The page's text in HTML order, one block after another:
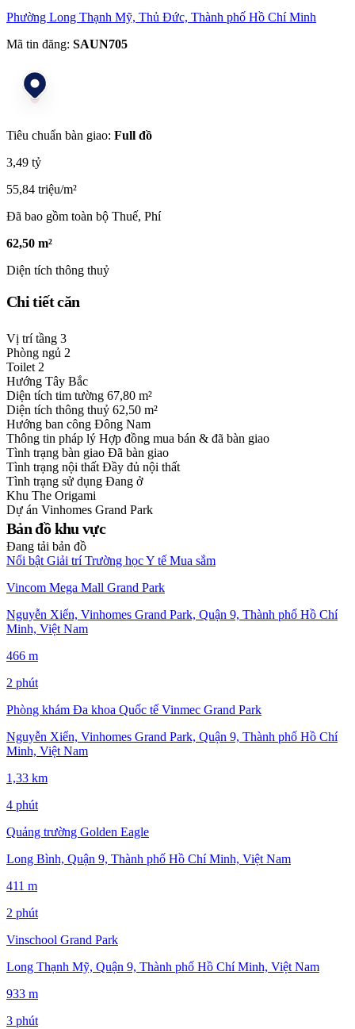
Phường Long Thạnh Mỹ, Thủ Đức, Thành phố Hồ Chí Minh
Mã tin đăng: SAUN705
Tiêu chuẩn bàn giao: Full đồ
3,49 tỷ
55,84 triệu/m²
Đã bao gồm toàn bộ Thuế, Phí
62,50 m²
Diện tích thông thuỷ
Chi tiết căn
Vị trí tầng 3
Phòng ngủ 2
Toilet 2
Hướng Tây Bắc
Diện tích tim tường 67,80 m²
Diện tích thông thuỷ 62,50 m²
Hướng ban công Đông Nam
Thông tin pháp lý Hợp đồng mua bán & đã bàn giao
Tình trạng bàn giao Đã bàn giao
Tình trạng nội thất Đầy đủ nội thất
Tình trạng sử dụng Đang ở
Khu The Origami
Dự án Vinhomes Grand Park
Bản đồ khu vực
Đang tải bản đồ
Nổi bật Giải trí Trường họcY tế Mua sắm
Vincom Mega Mall Grand Park
Nguyễn Xiển, Vinhomes Grand Park, Quận 9, Thành phố Hồ Chí
Minh, Việt Nam
466 m
2 phút
Phòng khám Đa khoa Quốc tế Vinmec Grand Park
Nguyễn Xiển, Vinhomes Grand Park, Quận 9, Thành phố Hồ Chí
Minh, Việt Nam
1,33 km
4 phút
Quảng trường Golden Eagle
Long Bình, Quận 9, Thành phố Hồ Chí Minh, Việt Nam
411 m
2 phút
Vinschool Grand Park
Long Thạnh Mỹ, Quận 9, Thành phố Hồ Chí Minh, Việt Nam
933 m
3 phút